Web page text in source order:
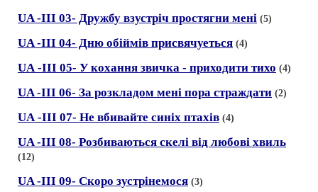
UA -III 03- Дружбу взустрiч простягни менi (5)
UA -III 04- Дню обiймiв присвячуеться (4)
UА -III 05- У кохання звичка - приходити тихо (4)
UA -III 06- За розкладом менi пора страждати (2)
UА -III 07- Не вбивайте синiх птaxiв (4)
UA -III 08- Розбиваються скелi вiд любовi хвиль
(12)
UA -III 09- Скоро зустрiнемося (3)